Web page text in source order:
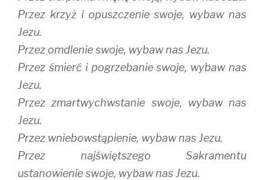
Przez krzyż i opuszczenie swoje, wybaw nas
Jezu.
Przez omdlenie swoje, wybaw nas Jezu.
Przez śmierć i pogrzebanie swoje, wybaw nas
Jezu.
Przez zmartwychwstanie swoje, wybaw nas
Jezu.
Przez wniebowstąpienie, wybaw nas Jezu.
Przez najświętszego Sakramentu
ustanowienie swoje, wybaw nas Jezu.